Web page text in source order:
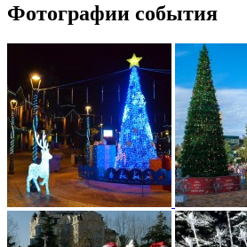
Фотографии события